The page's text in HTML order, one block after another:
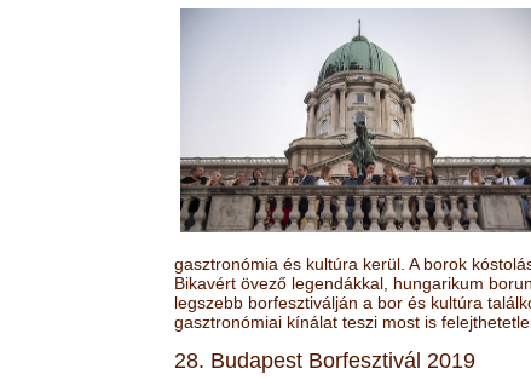
gasztronómia és kultúra kerül. A borok
Bikavért övező legendákkal, hungarikum
legszebb borfesztiválján a bor és kultúra
gasztronómiai kínálat teszi most is
28. Budapest Borfesztivál 2019